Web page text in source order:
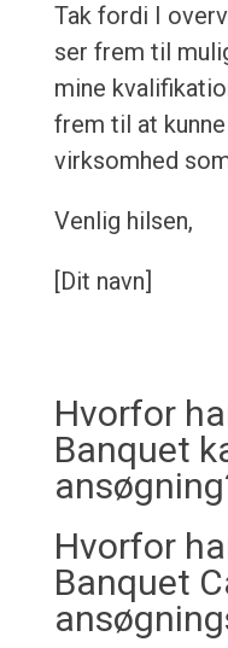
Tak fordi I
ser frem til
mine
frem til at
virksomhed
Venlig hilsen,
[Dit navn]
Hvorfor
Banquet
Hvorfor
Banquet